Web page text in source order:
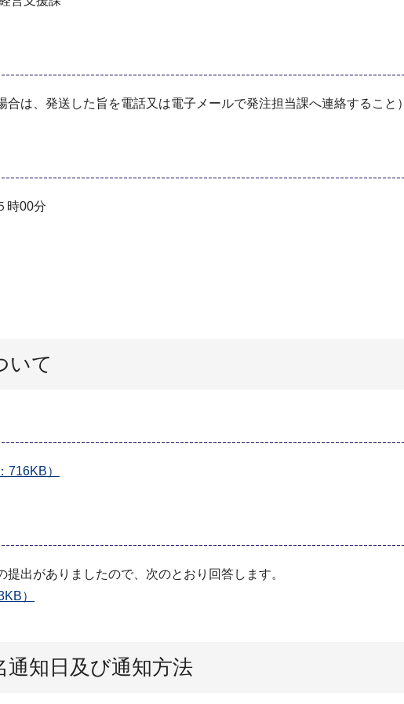
合は、発送した旨を電話又は電子メールで発注担当課へ連絡すること）
時00分
いて
716KB）
提出がありましたので、次のとおり回答します。
）
通知日及び通知方法